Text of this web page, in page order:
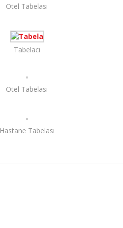
Otel Tabelası
Tabelacı
Otel Tabelası
Hastane Tabelası